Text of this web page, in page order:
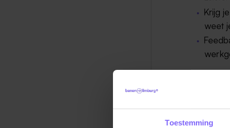
Toestemming
Krijg
weet
en
positieve